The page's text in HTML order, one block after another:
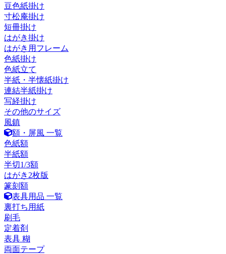
豆色紙掛け
寸松庵掛け
短冊掛け
はがき掛け
はがき用フレーム
色紙掛け
色紙立て
半紙・半懐紙掛け
連結半紙掛け
写経掛け
その他のサイズ
風鎮
額・屏風 一覧
色紙額
半紙額
半切1/3額
はがき2枚版
篆刻額
表具用品 一覧
裏打ち用紙
刷毛
定着剤
表具 糊
両面テープ